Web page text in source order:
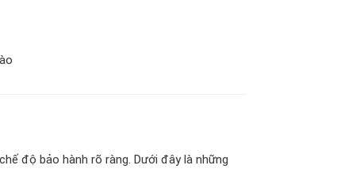
độ bảo hành rõ ràng. Dưới đây là những